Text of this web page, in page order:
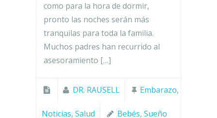
como para la hora de dormir,
pronto las noches serán más
tranquilas para toda la familia.
Muchos padres han recurrido al
asesoramiento […]
DR. RAUSELL Embarazo,
Noticias, Salud Bebés, Sueño